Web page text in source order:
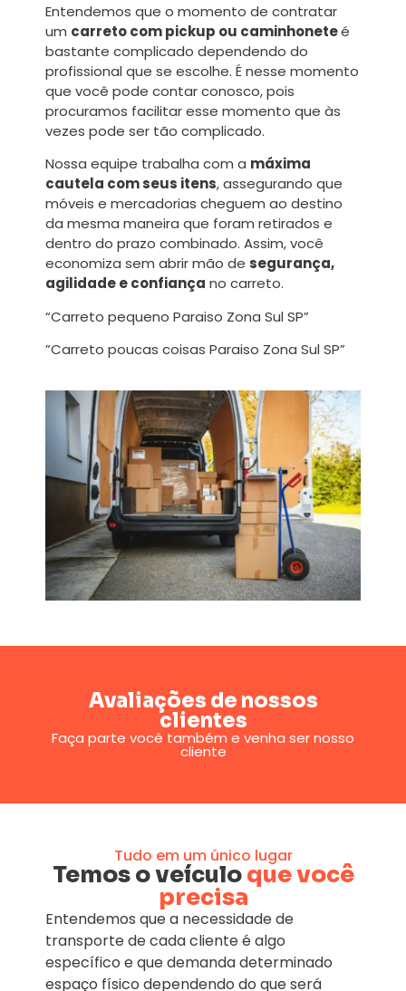
Entendemos que o momento de contratar
um carreto com pickup ou caminhoneteé
bastante complicado dependendo do
profissional que se escolhe. É nesse momento
que você pode contar conosco, pois
procuramos facilitar esse momento que às
vezes pode ser tão complicado.
Nossa equipe trabalha com a máxima
cautela com seus itens, assegurando que
móveis e mercadorias cheguem ao destino
da mesma maneira que foram retirados e
dentro do prazo combinado. Assim, você
economiza sem abrir mão de segurança,
agilidade e confiança no carreto.
“Carreto pequeno Paraiso Zona Sul SP”
”Carreto poucas coisas Paraiso Zona Sul SP”
Avaliações de nossos
clientes
Faça parte você também e venha ser nosso
cliente
Tudo em um único lugar
Temos o veículoque você
precisa
Entendemos que a necessidade de
transporte de cada cliente é algo
específico e que demanda determinado
espaço físico dependendo do que será